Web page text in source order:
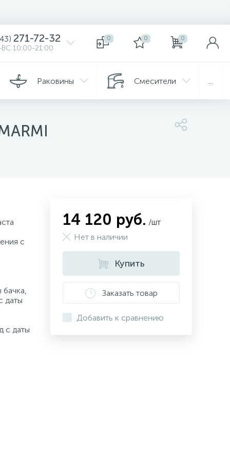
271-72-32
10:00-21:00
0 0 0
Раковины Смесители
с
даты
с даты
14 120 руб. /шт
Нет в наличии
Купить
Заказать товар
Добавить к сравнению